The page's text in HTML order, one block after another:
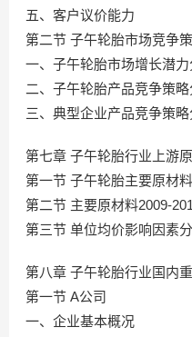
五、客户议价能力
第二节 子午轮胎市场竞争
一、子午轮胎市场增长潜
二、子午轮胎产品竞争策
三、典型企业产品竞争策
第七章 子午轮胎行业上游
第一节 子午轮胎主要原材
第二节 主要原材料2009-
第三节 单位均价影响因素
第八章 子午轮胎行业国内
第一节 A公司
一、企业基本概况